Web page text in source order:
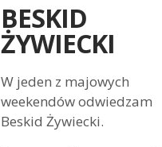
BESKID
ŻYWIECKI
W jeden z majowych
weekendów odwiedzam
Beskid Żywiecki.